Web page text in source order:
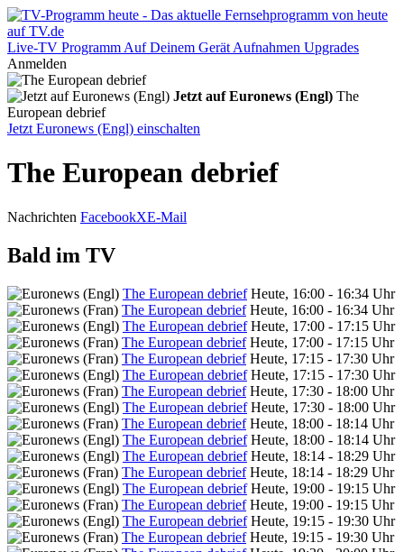
Live-TV Programm Auf Deinem Gerät Aufnahmen Upgrades
Anmelden
Jetzt auf Euronews (Engl) The
European debrief
Jetzt Euronews (Engl) einschalten
The European debrief
Nachrichten FacebookXE-Mail
Bald im TV
The European debrief Heute, 16:00 - 16:34 Uhr
The European debrief Heute, 16:00 - 16:34 Uhr
The European debrief Heute, 17:00 - 17:15 Uhr
The European debrief Heute, 17:00 - 17:15 Uhr
The European debrief Heute, 17:15 - 17:30 Uhr
The European debrief Heute, 17:15 - 17:30 Uhr
The European debrief Heute, 17:30 - 18:00 Uhr
The European debrief Heute, 17:30 - 18:00 Uhr
The European debrief Heute, 18:00 - 18:14 Uhr
The European debrief Heute, 18:00 - 18:14 Uhr
The European debrief Heute, 18:14 - 18:29 Uhr
The European debrief Heute, 18:14 - 18:29 Uhr
The European debrief Heute, 19:00 - 19:15 Uhr
The European debrief Heute, 19:00 - 19:15 Uhr
The European debrief Heute, 19:15 - 19:30 Uhr
The European debrief Heute, 19:15 - 19:30 Uhr